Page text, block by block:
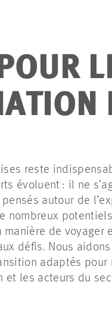
reste
évoluent : il ne
autour de
nombreux
de voyager
défis. Nous
adaptés pour
et les acteurs du